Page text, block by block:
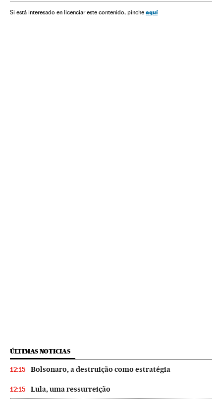
Cultura A escolha da sexta
Si está interesado en licenciar este contenido, pinche aquí
ÚLTIMAS NOTICIAS
12:15 Bolsonaro, a destruição como estratégia
12:15 Lula, uma ressurreição